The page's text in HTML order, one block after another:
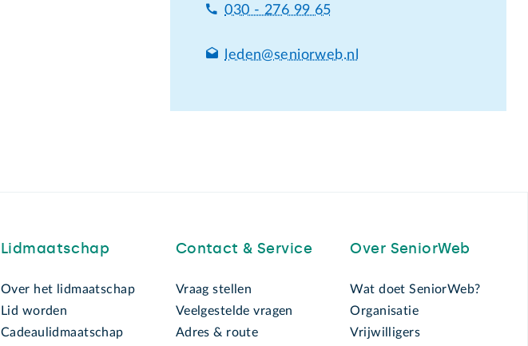
030 - 276 99 65
leden@seniorweb.nl
Lidmaatschap
Over het lidmaatschap
Lid worden
Cadeaulidmaatschap
Contact & Service
Vraag stellen
Veelgestelde vragen
Adres & route
Over SeniorWeb
Wat doet SeniorWeb?
Organisatie
Vrijwilligers